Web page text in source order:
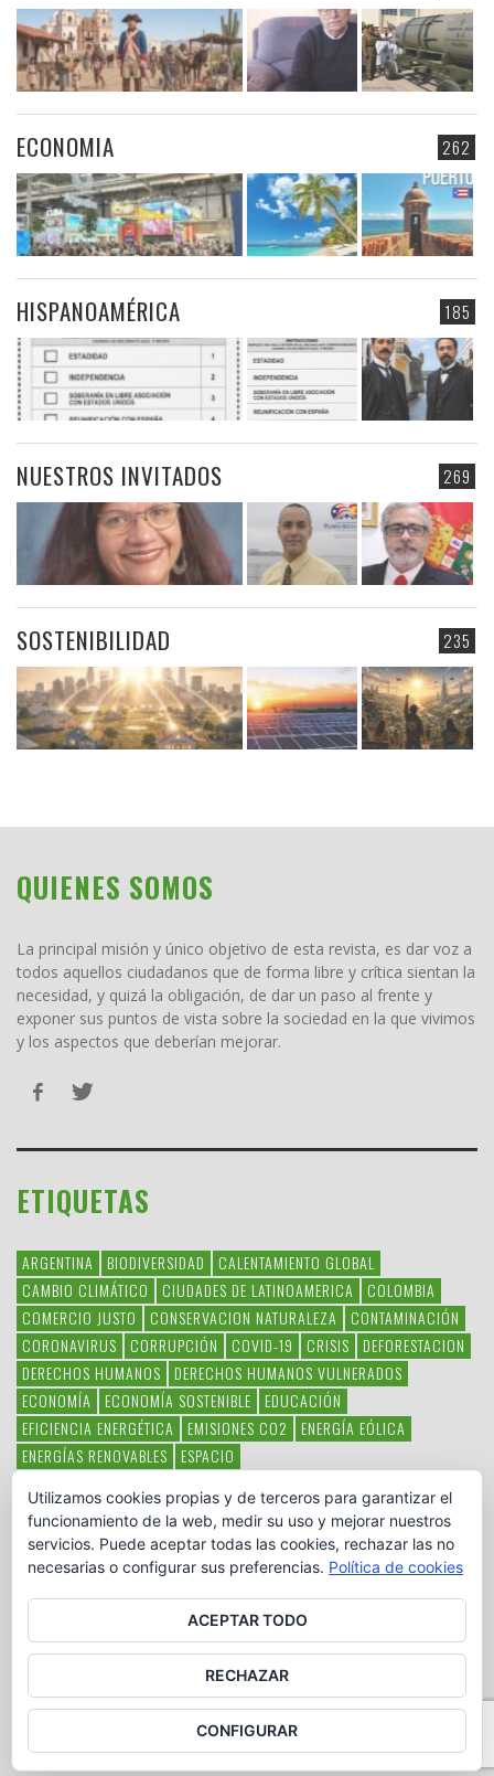
262
ECONOMIA
185
HISPANOAMÉRICA
269
NUESTROS INVITADOS
235
SOSTENIBILIDAD
QUIENES SOMOS
La principal misión y único objetivo de esta revista, es dar voz a
todos aquellos ciudadanos que de forma libre y crítica sientan la
necesidad, y quizá la obligación, de dar un paso al frente y
exponer sus puntos de vista sobre la sociedad en la que vivimos
y los aspectos que deberían mejorar.
ETIQUETAS
ARGENTINA BIODIVERSIDAD
CALENTAMIENTO GLOBAL
CAMBIO CLIMÁTICO
CIUDADES DE LATINOAMERICA
COLOMBIA
COMERCIO JUSTO
CONSERVACION NATURALEZA
CONTAMINACIÓN
CORONAVIRUS
CORRUPCIÓN COVID-19 CRISIS
DEFORESTACION
DERECHOS HUMANOS
DERECHOS HUMANOS VULNERADOS
ECONOMÍA
ECONOMÍA SOSTENIBLE
EDUCACIÓN
EFICIENCIA ENERGÉTICA
EMISIONES CO2
ENERGÍA EÓLICA
ENERGÍAS RENOVABLES
ESPACIO
HAMBRE LATINOAMÉRICA MEDIO AMBIENTE
MÉXICO
OBJETIVOS DEL MILENIO
ONGS PAZ POBREZA POESÍA
POLITICA
PUEBLOS INDÍGENAS RSC RSE
SOBERANÍA ALIMENTARIA
SOLIDARIDAD SOSTENIBILIDAD TECNOLOGÍA VERTIDO PETROLEO
Copyright © www.otromundoesposible.net. All Rights Reserved.
Utilizamos cookies propias y de terceros para garantizar el
funcionamiento de la web, medir su uso y mejorar nuestros
servicios. Puede aceptar todas las cookies, rechazar las no
necesarias o configurar sus preferencias. Política de cookies
ACEPTAR TODO
RECHAZAR
CONFIGURAR